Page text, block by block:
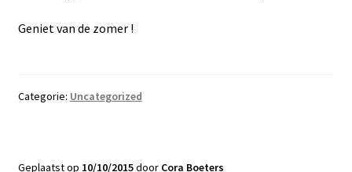
Geniet van de zomer !
Categorie: Uncategorized
Geplaatst op 10/10/2015door Cora Boeters